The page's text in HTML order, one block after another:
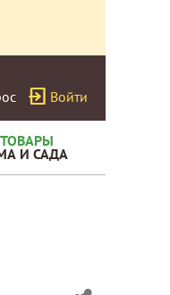
Войти
И САДА